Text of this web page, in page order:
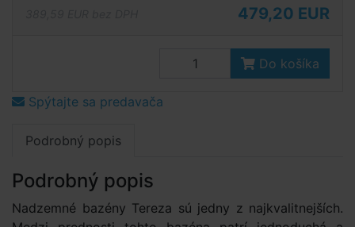
479,20 EUR
Do košíka
Spýtajte sa predavača
Podrobný popis
Podrobný popis
Nadzemné bazény Tereza sú jedny z najkvalitnejších.